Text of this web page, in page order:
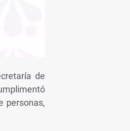
de
personas,